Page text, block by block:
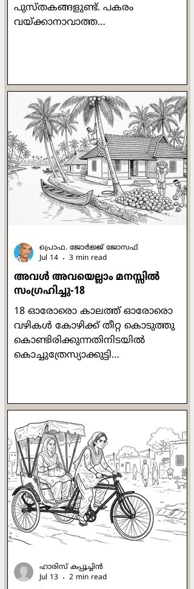
പുസ്തകങ്ങളുണ്ട്. പകരം
വയ്ക്കാനാവാത്ത
വരിയാണ് ശീര്‍ഷകമായി
മാറിയിരിക്കുന്നത്. സ്വന്തം
അമ്മയെക്കുറിച്ചെഴുതുമ്പോള്‍തന്നെ
ദേശവും കാലവും രാഷ്ട്രീയവും എല്ലാം
സൂക്ഷ്മമായി അടയാളപ്പെടുത്താന്‍
എഴുത്തുകാരിക്ക് സാധിക്കുന്നു.
അരുന്ധതിയുടെ
ഓര്‍മ്മക്കുറിപ്പുകളാണ് ഈ ഗ്രന്ഥം
എന്നു പറയാം. ഇതില്‍ എഴുത്തുകാരി
തന്‍റെ അമ്മയായ മേരി റോയിയു
അവള്‍ അവയെല്ലാം മനസ്സില്‍
സംഗ്രഹിച്ചു-18
18 ഓരോരൊ കാലത്ത് ഓരോരൊ
വഴികള്‍ കോഴിക്ക് തീറ്റ കൊടുത്തു
കൊണ്ടിരിക്കുന്നതിനിടയില്‍
കൊച്ചുത്രേസ്യാക്കുട്ടി
"ഒരു കോഴിക്കൂട്ടത്തിന് ഒരു പൂവന്‍
മതിയെന്നത് പ്രകൃതി നിയമമാണ്.
എന്നു വച്ച് ഒരു വീട്ടില്‍ ഒരു പുരുഷന്‍
മതിയെന്ന് തീരുമാനിക്കാന്‍ പറ്റുമോ?
പരസ്പരം അംഗീകരിച്ചും
അനുസരിച്ചും ജീവിക്കണം."
ജോര്‍ജുകുട്ടിയുടെ മെരുമെരുപ്പും
മേക്കിട്ട് കേറ്റവും കൊച്ചുത്രേസ്യാക്കുട്ടി
കാണുന്നുണ്ടായിരുന്നു. പ്രത്യേകിച്ച
പ്രൊഫ. ജോര്‍ജ്ജ് ജോസഫ്
Jul 14
3 min read
ഹാരിസ് കപ്പൂച്ചിന്‍
Jul 13
2 min read